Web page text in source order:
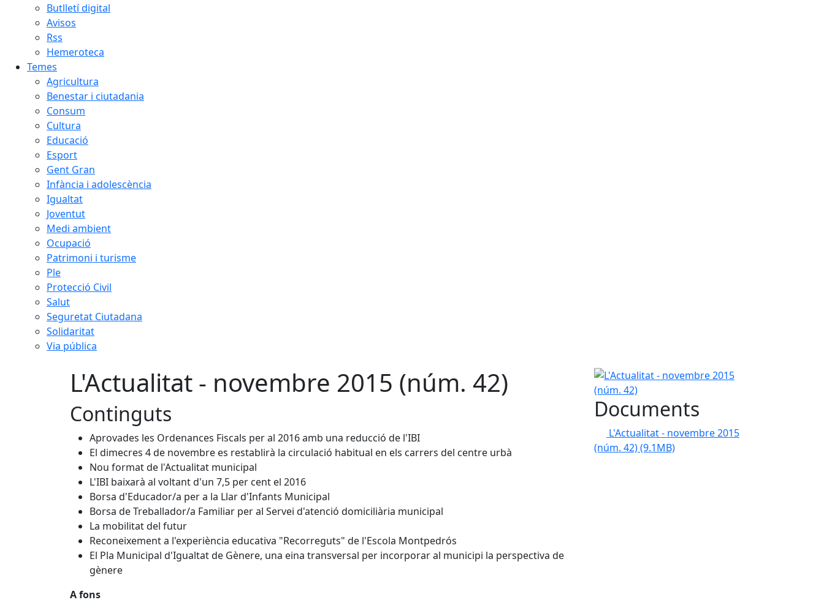
Butlletí digital
Avisos
Rss
Hemeroteca
Temes
Agricultura
Benestar i ciutadania
Consum
Cultura
Educació
Esport
Gent Gran
Infància i adolescència
Igualtat
Joventut
Medi ambient
Ocupació
Patrimoni i turisme
Ple
Protecció Civil
Salut
Seguretat Ciutadana
Solidaritat
Via pública
L'Actualitat - novembre 2015 (núm. 42)
Continguts
Aprovades les Ordenances Fiscals per al 2016 amb una reducció de l'IBI
El dimecres 4 de novembre es restablirà la circulació habitual en els carrers del centre urbà
Nou format de l'Actualitat municipal
L'IBI baixarà al voltant d'un 7,5 per cent el 2016
Borsa d'Educador/a per a la Llar d'Infants Municipal
Borsa de Treballador/a Familiar per al Servei d'atenció domiciliària municipal
La mobilitat del futur
Reconeixement a l'experiència educativa "Recorreguts" de l'Escola Montpedrós
El Pla Municipal d'Igualtat de Gènere, una eina transversal per incorporar al municipi la perspectiva de
gènere
A fons
L'Actualitat - novembre 2015 (núm. 42)
Documents
L'Actualitat - novembre 2015
(núm. 42)(9.1MB)